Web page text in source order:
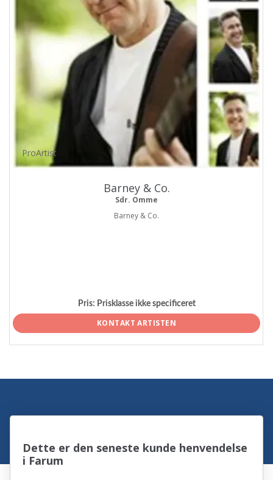
ProArtist
Barney & Co.
Sdr. Omme
Barney & Co.
Pris: Prisklasse ikke specificeret
KONTAKT ARTISTEN
Dette er den seneste kunde henvendelse
i Farum